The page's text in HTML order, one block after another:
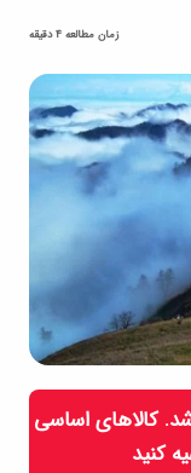
زمان مطالعه 4 دقیقه
شد. کالاهای اساسی
کنید